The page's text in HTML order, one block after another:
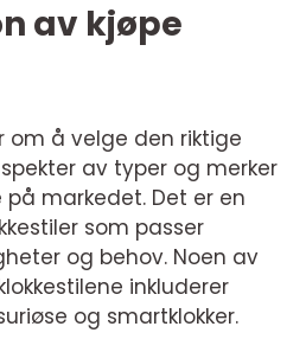
av kjøpe
om å velge den riktige
av typer og merker
markedet. Det er en
som passer
og behov. Noen av
inkluderer
og smartklokker.